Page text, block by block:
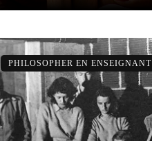
PHILOSOPHER EN ENSEIGNANT